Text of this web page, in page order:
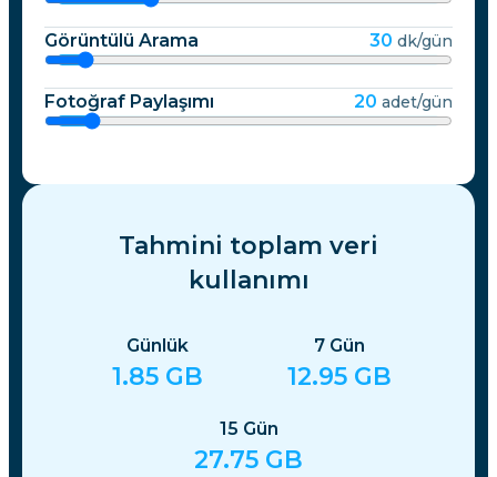
Görüntülü Arama 30 dk/gün
Fotoğraf Paylaşımı 20 adet/gün
Tahmini toplam veri
kullanımı
Günlük
1.85 GB
7 Gün
12.95 GB
15 Gün
27.75 GB